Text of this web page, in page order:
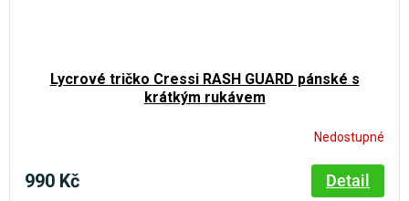
Lycrové tričko Cressi RASH GUARD pánské s
krátkým rukávem
Nedostupné
990 Kč Detail